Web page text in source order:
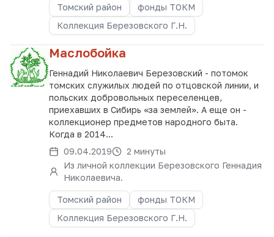
Томский район
фонды ТОКМ
Коллекция Березовского Г.Н.
Маслобойка
Геннадий Николаевич Березовский - потомок
томских служилых людей по отцовской линии, и
польских добровольных переселенцев,
приехавших в Сибирь «за землей». А еще он -
коллекционер предметов народного быта.
Когда в 2014...
09.04.2019
2 минуты
Из личной коллекции Березовского Геннадия
Николаевича.
Томский район
фонды ТОКМ
Коллекция Березовского Г.Н.